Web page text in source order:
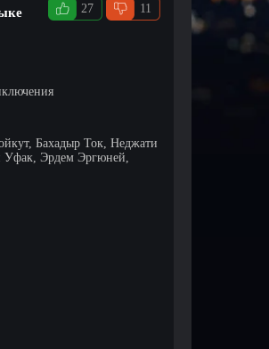
27 11
Бахадыр Ток, Неджати
Эрдем Эргюней,